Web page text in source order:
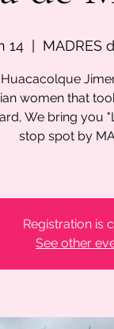
14 MADRES
women that
We bring you
stop spot by
Registration is
See other